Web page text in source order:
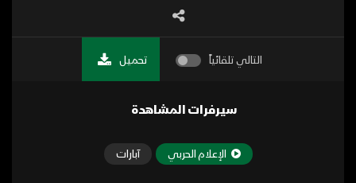
التالي تلقائياً تحميل
سيرفرات المشاهدة
الإعلام الحربي آبارات